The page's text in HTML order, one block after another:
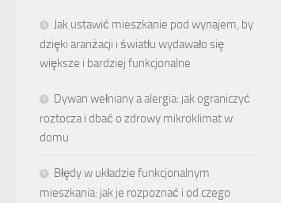
Jak ustawić mieszkanie pod wynajem, by
dzięki aranżacji i światłu wydawało się
większe i bardziej funkcjonalne
Dywan wełniany a alergia: jak ograniczyć
roztocza i dbać o zdrowy mikroklimat w
domu
Błędy w układzie funkcjonalnym
mieszkania: jak je rozpoznać i od czego